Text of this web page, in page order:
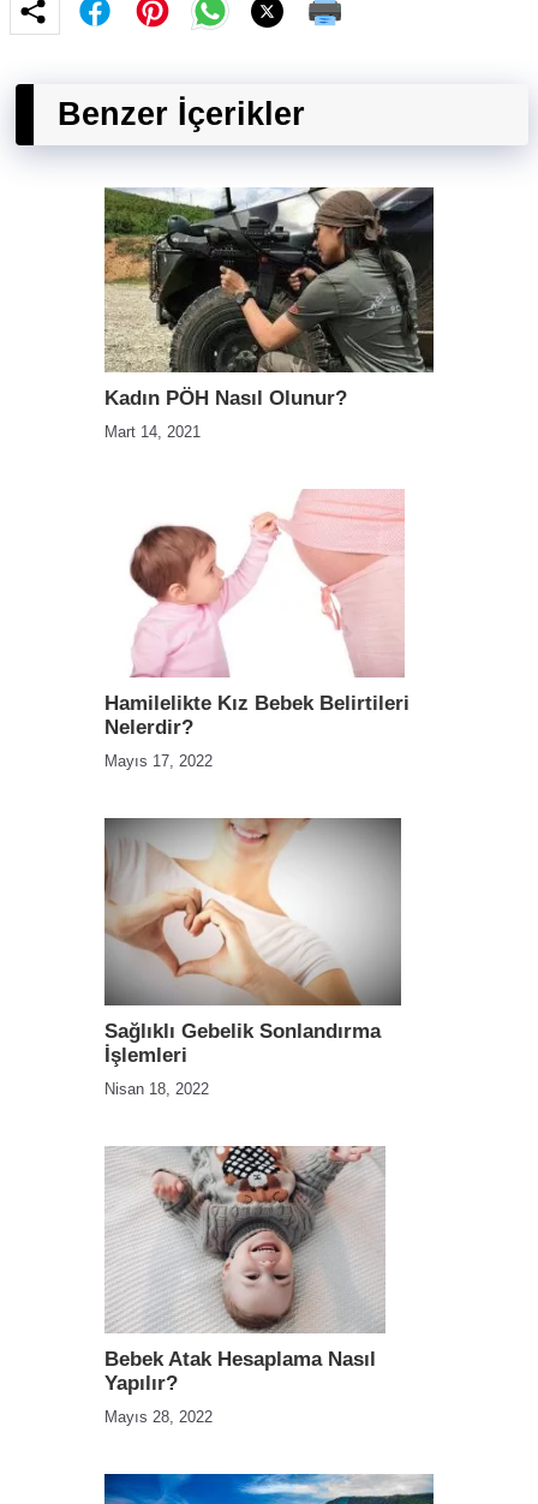
Benzer İçerikler
Kadın PÖH Nasıl Olunur?
Mart 14, 2021
Hamilelikte Kız Bebek Belirtileri
Nelerdir?
Mayıs 17, 2022
Sağlıklı Gebelik Sonlandırma
İşlemleri
Nisan 18, 2022
Bebek Atak Hesaplama Nasıl
Yapılır?
Mayıs 28, 2022